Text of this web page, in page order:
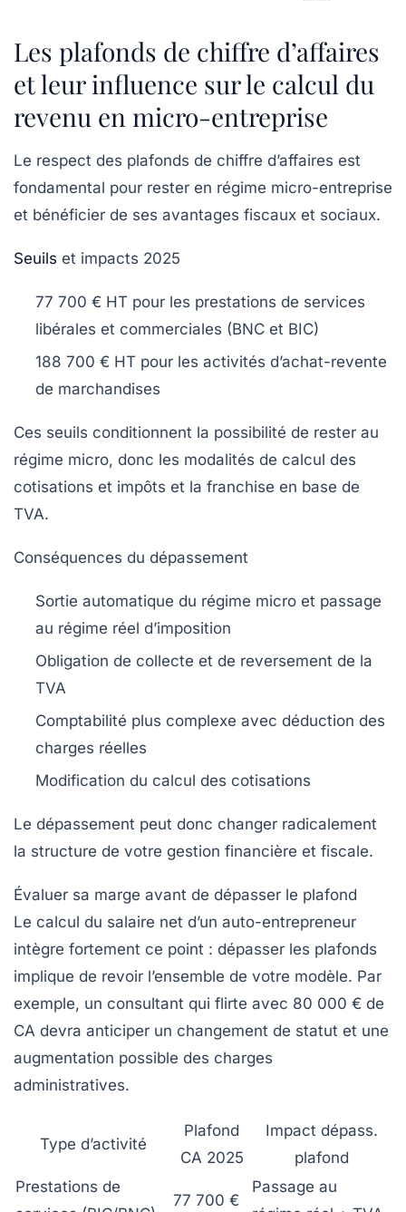
Les plafonds de chiffre d’affaires
et leur influence sur le calcul du
revenu en micro-entreprise
Le respect des plafonds de chiffre d’affaires est
fondamental pour rester en régime micro-entreprise
et bénéficier de ses avantages fiscaux et sociaux.
Seuils et impacts 2025
77 700 € HT pour les prestations de services
libérales et commerciales (BNC et BIC)
188 700 € HT pour les activités d’achat-revente
de marchandises
Ces seuils conditionnent la possibilité de rester au
régime micro, donc les modalités de calcul des
cotisations et impôts et la franchise en base de
TVA.
Conséquences du dépassement
Sortie automatique du régime micro et passage
au régime réel d’imposition
Obligation de collecte et de reversement de la
TVA
Comptabilité plus complexe avec déduction des
charges réelles
Modification du calcul des cotisations
Le dépassement peut donc changer radicalement
la structure de votre gestion financière et fiscale.
Évaluer sa marge avant de dépasser le plafond
Le calcul du salaire net d’un auto-entrepreneur
intègre fortement ce point : dépasser les plafonds
implique de revoir l’ensemble de votre modèle. Par
exemple, un consultant qui flirte avec 80 000 € de
CA devra anticiper un changement de statut et une
augmentation possible des charges
administratives.
Type d’activité
Plafond
CA 2025
Impact dépass.
plafond
Prestations de
77 700 €
Passage au